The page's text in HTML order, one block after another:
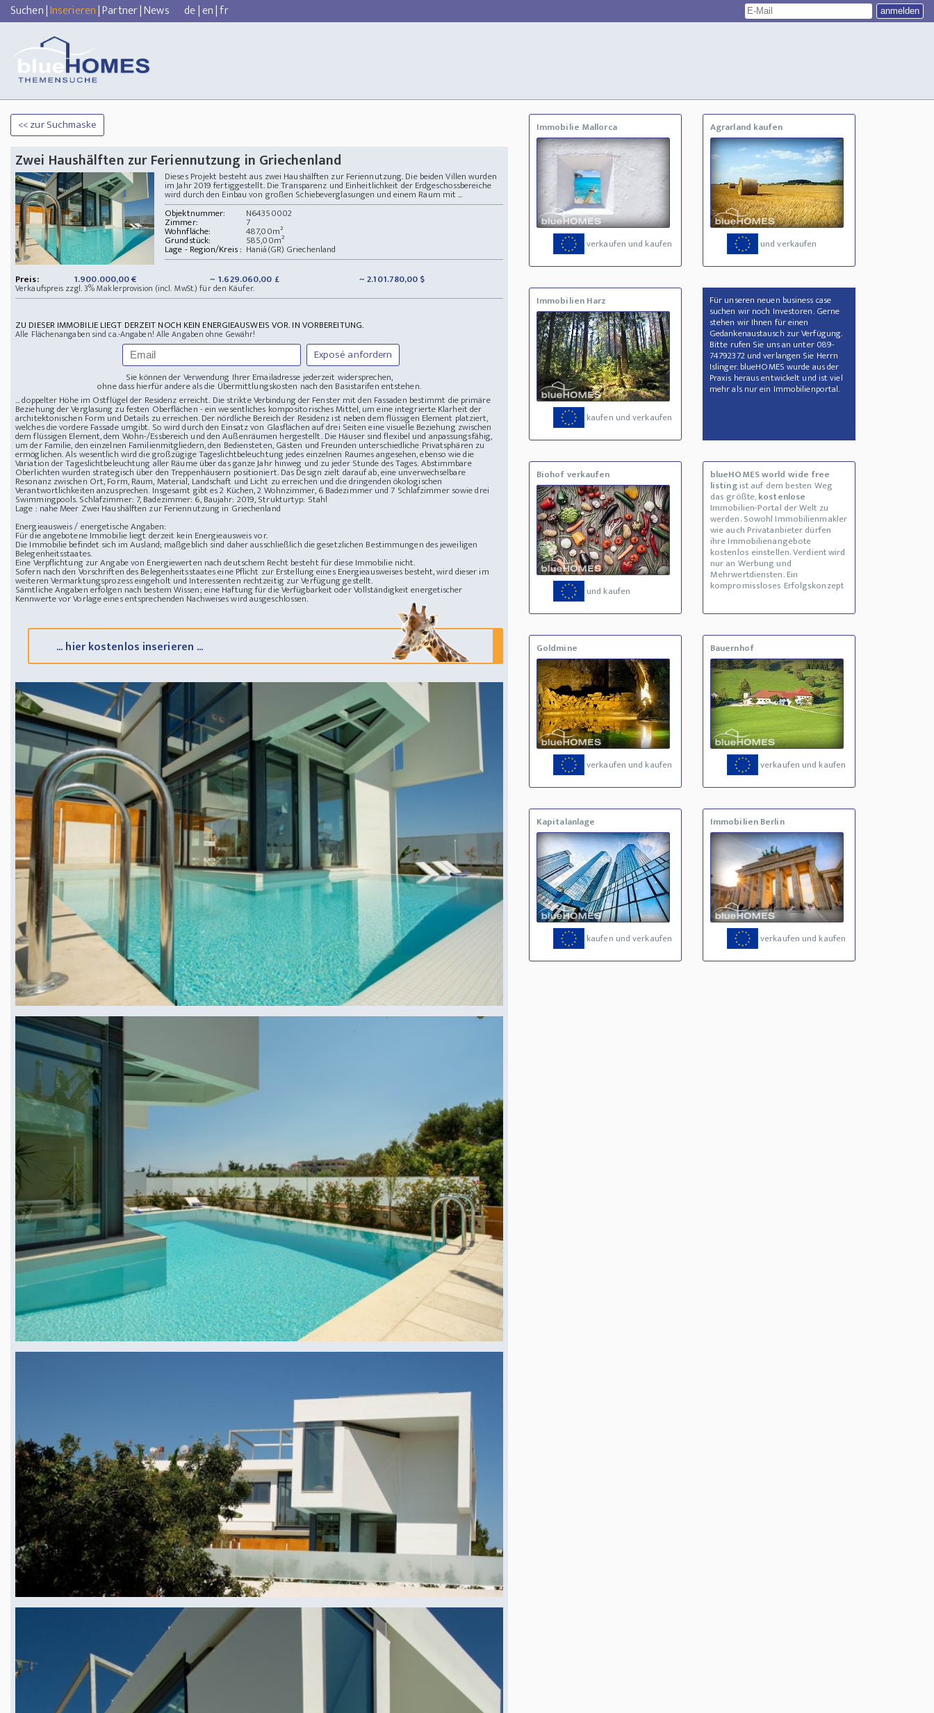
Suchen|Inserieren|Partner|News de|en|fr
<< zur Suchmaske
Zwei Haushälften zur Feriennutzung in Griechenland
Dieses Projekt besteht aus zwei Haushälften zur Feriennutzung. Die beiden Villen wurden
im Jahr 2019 fertiggestellt. Die Transparenz und Einheitlichkeit der Erdgeschossbereiche
wird durch den Einbau von großen Schiebeverglasungen und einem Raum mit ...
Objektnummer:
N64350002
Zimmer: 7
Wohnfläche: 487,00m²
Grundstück: 585,00m²
Lage - Region/Kreis : Haniá(GR) Griechenland
Preis:
1.900.000,00 € ~ 1.629.060,00 £ ~ 2.101.780,00 $
Verkaufspreis zzgl. 3% Maklerprovision (incl. MwSt.) für den Käufer.
ZU DIESER IMMOBILIE LIEGT DERZEIT NOCH KEIN ENERGIEAUSWEIS VOR. IN VORBEREITUNG.
Alle Flächenangaben sind ca.-Angaben! Alle Angaben ohne Gewähr!
Exposé anfordern
Sie können der Verwendung Ihrer Emailadresse jederzeit widersprechen,
ohne dass hierfür andere als die Übermittlungskosten nach den Basistarifen entstehen.
... doppelter Höhe im Ostflügel der Residenz erreicht. Die strikte Verbindung der Fenster mit den Fassaden bestimmt die primäre
Beziehung der Verglasung zu festen Oberflächen - ein wesentliches kompositorisches Mittel, um eine integrierte Klarheit der
architektonischen Form und Details zu erreichen. Der nördliche Bereich der Residenz ist neben dem flüssigen Element platziert,
welches die vordere Fassade umgibt. So wird durch den Einsatz von Glasflächen auf drei Seiten eine visuelle Beziehung zwischen
dem flüssigen Element, dem Wohn-/Essbereich und den Außenräumen hergestellt. Die Häuser sind flexibel und anpassungsfähig,
um der Familie, den einzelnen Familienmitgliedern, den Bediensteten, Gästen und Freunden unterschiedliche Privatsphären zu
ermöglichen. Als wesentlich wird die großzügige Tageslichtbeleuchtung jedes einzelnen Raumes angesehen, ebenso wie die
Variation der Tageslichtbeleuchtung aller Räume über das ganze Jahr hinweg und zu jeder Stunde des Tages. Abstimmbare
Oberlichten wurden strategisch über den Treppenhäusern positioniert. Das Design zielt darauf ab, eine unverwechselbare
Resonanz zwischen Ort, Form, Raum, Material, Landschaft und Licht zu erreichen und die dringenden ökologischen
Verantwortlichkeiten anzusprechen. Insgesamt gibt es 2 Küchen, 2 Wohnzimmer, 6 Badezimmer und 7 Schlafzimmer sowie drei
Swimmingpools. Schlafzimmer: 7, Badezimmer: 6, Baujahr: 2019, Strukturtyp: Stahl
Lage : nahe Meer Zwei Haushälften zur Feriennutzung in Griechenland
Energieausweis / energetische Angaben:
Für die angebotene Immobilie liegt derzeit kein Energieausweis vor.
Die Immobilie befindet sich im Ausland; maßgeblich sind daher ausschließlich die gesetzlichen Bestimmungen des jeweiligen
Belegenheitsstaates.
Eine Verpflichtung zur Angabe von Energiewerten nach deutschem Recht besteht für diese Immobilie nicht.
Sofern nach den Vorschriften des Belegenheitsstaates eine Pflicht zur Erstellung eines Energieausweises besteht, wird dieser im
weiteren Vermarktungsprozess eingeholt und Interessenten rechtzeitig zur Verfügung gestellt.
Sämtliche Angaben erfolgen nach bestem Wissen; eine Haftung für die Verfügbarkeit oder Vollständigkeit energetischer
Kennwerte vor Vorlage eines entsprechenden Nachweises wird ausgeschlossen.
... hier kostenlos inserieren ...
Immobilie Mallorca
verkaufen und kaufen
Agrarland kaufen
und verkaufen
Immobilien Harz
kaufen und verkaufen
Für unseren neuen business case
suchen wir noch Investoren. Gerne
stehen wir Ihnen für einen
Gedankenaustausch zur Verfügung.
Bitte rufen Sie uns an unter 089-
74792372 und verlangen Sie Herrn
Islinger. blueHOMES wurde aus der
Praxis heraus entwickelt und ist viel
mehr als nur ein Immobilienportal.
Biohof verkaufen
und kaufen
blueHOMES world wide free
listingist auf dem besten Weg
das größte,kostenlose
Immobilien-Portal der Welt zu
werden. Sowohl Immobilienmakler
wie auch Privatanbieter dürfen
ihre Immobilienangebote
kostenlos einstellen. Verdient wird
nur an Werbung und
Mehrwertdiensten. Ein
kompromissloses Erfolgskonzept
Goldmine
verkaufen und kaufen
Bauernhof
verkaufen und kaufen
Kapitalanlage
kaufen und verkaufen
Immobilien Berlin
verkaufen und kaufen